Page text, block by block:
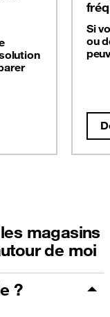
Si
ou
magasins
de moi
?